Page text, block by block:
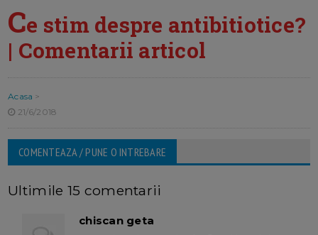
Ce stim despre antibitiotice?
| Comentarii articol
Acasa >
21/6/2018
COMENTEAZA / PUNE O INTREBARE
Ultimile 15 comentarii
chiscan geta